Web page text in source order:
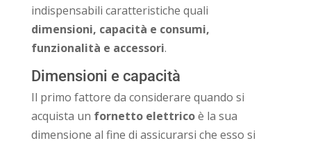
indispensabili caratteristiche quali
dimensioni, capacità e consumi,
funzionalità e accessori.
Dimensioni e capacità
Il primo fattore da considerare quando si
acquista un fornetto elettricoè la sua
dimensione al fine di assicurarsi che esso si